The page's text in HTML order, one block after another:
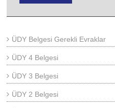
ÜDY Belgesi Gerekli Evraklar
ÜDY 4 Belgesi
ÜDY 3 Belgesi
ÜDY 2 Belgesi